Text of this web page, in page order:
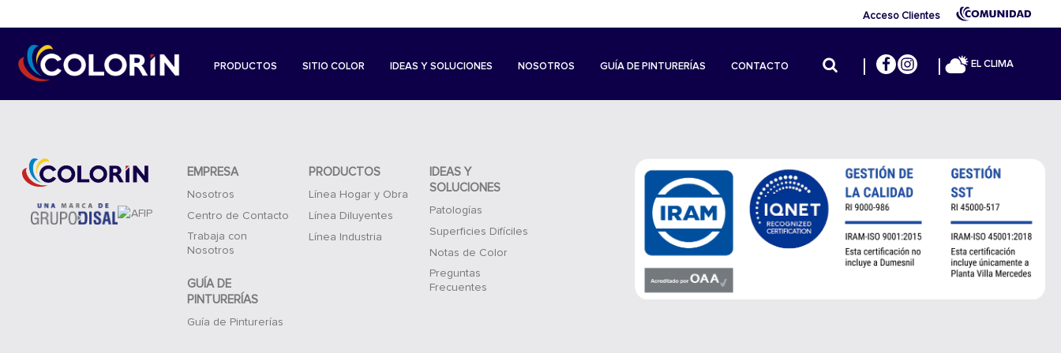
Acceso Clientes
PRODUCTOS SITIO COLOR IDEAS Y SOLUCIONES NOSOTROS GUÍA DE PINTURERÍAS CONTACTO EL CLIMA
EMPRESA
Nosotros
Centro de Contacto
Trabaja con
Nosotros
GUÍA DE
PINTURERÍAS
Guía de Pinturerías
PRODUCTOS
Línea Hogar y Obra
Línea Diluyentes
Línea Industria
IDEAS Y
SOLUCIONES
Patologías
Superficies Difíciles
Notas de Color
Preguntas
Frecuentes